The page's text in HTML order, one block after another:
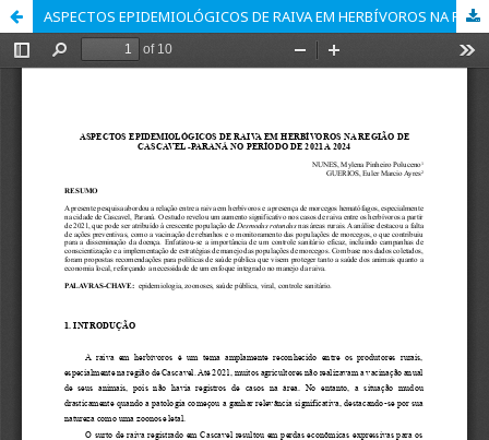
ASPECTOS EPIDEMIOLÓGICOS DE RAIVA EM HERBÍVOROS NA REGIÃO DE CASCAVEL -PARANÁ NO PERÍODO DE 2021 A 2024